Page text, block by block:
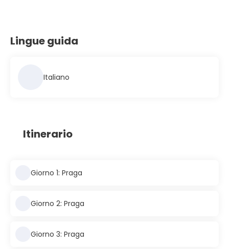
Lingue guida
Italiano
Itinerario
Giorno 1: Praga
Giorno 2: Praga
Giorno 3: Praga